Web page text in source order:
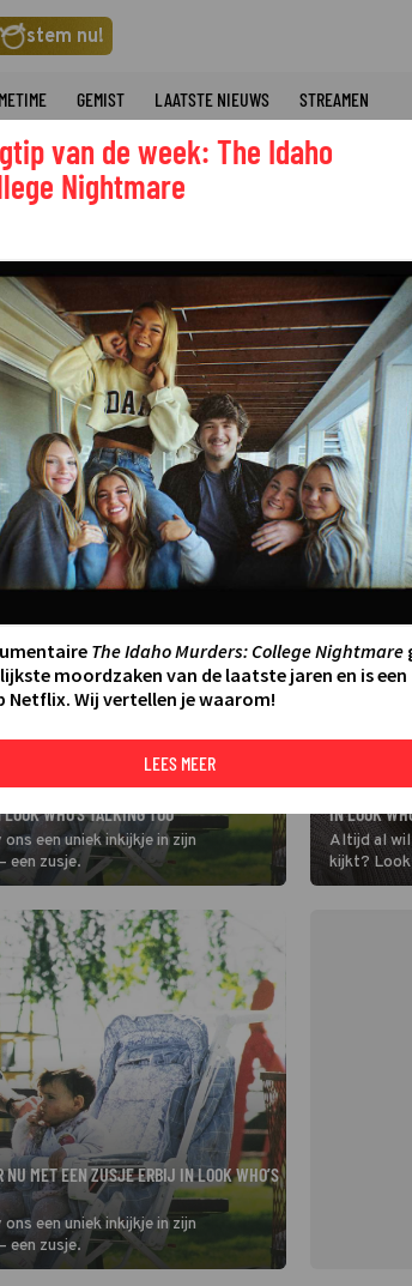
stem nu!
GEMIST LAATSTE NIEUWS STREAMEN
WHO'S TALKING TOO
een uniek inkijkje in zijn
een zusje.
DE BABY
IN LOOK
Altijd al
kijkt? Look
MET EEN ZUSJE ERBIJ IN LOOK WHO’S
een uniek inkijkje in zijn
een zusje.
van de week: The Idaho
Nightmare
The Idaho Murders: College Nightmare
moordzaken van de laatste jaren en is een
Netflix. Wij vertellen je waarom!
LEES MEER